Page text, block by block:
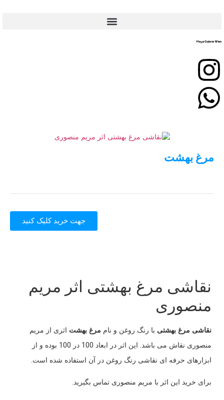
مرغ بهشت
جهت خرید کلیک کنید
نقاشی مرغ بهشتی اثر مریم
منصوری
نقاشی مرغ بهشتی با رنگ روغن و نام مرغ بهشت اثری از مریم
منصوری نقاش می باشد. این اثر در ابعاد 100 در 100 بوده و از
ابزارهای حرفه ای نقاشی رنگ روغن در آن استفاده شده است.
برای خرید این اثر با مریم منصوری تماس بگیرید.